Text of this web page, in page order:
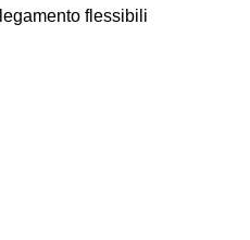
flessibili